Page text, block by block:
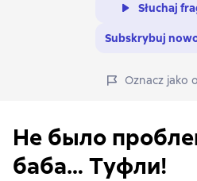
Słuchaj
Subskrybuj
Oznacz jako
Не было
баба… Туфли!